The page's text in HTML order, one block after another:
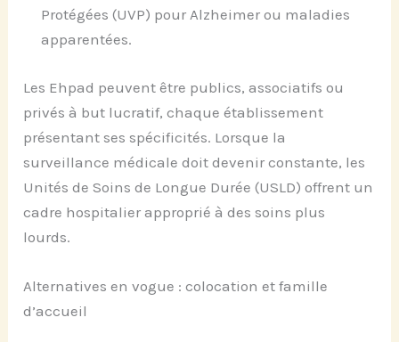
Protégées (UVP) pour Alzheimer ou maladies
apparentées.
Les Ehpad peuvent être publics, associatifs ou
privés à but lucratif, chaque établissement
présentant ses spécificités. Lorsque la
surveillance médicale doit devenir constante, les
Unités de Soins de Longue Durée (USLD) offrent un
cadre hospitalier approprié à des soins plus
lourds.
Alternatives en vogue : colocation et famille
d’accueil